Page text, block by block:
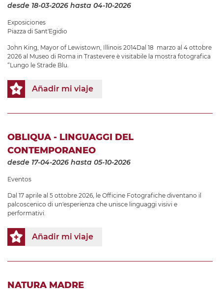
desde 18-03-2026 hasta 04-10-2026
Exposiciones
Piazza di Sant'Egidio
John King, Mayor of Lewistown, Illinois 2014Dal 18 marzo al 4 ottobre
2026 al Museo di Roma in Trastevere è visitabile la mostra fotografica
“Lungo le Strade Blu.
Añadir mi viaje
OBLIQUA - LINGUAGGI DEL
CONTEMPORANEO
desde 17-04-2026 hasta 05-10-2026
Eventos
Dal 17 aprile al 5 ottobre 2026, le Officine Fotografiche diventano il
palcoscenico di un'esperienza che unisce linguaggi visivi e
performativi.
Añadir mi viaje
NATURA MADRE